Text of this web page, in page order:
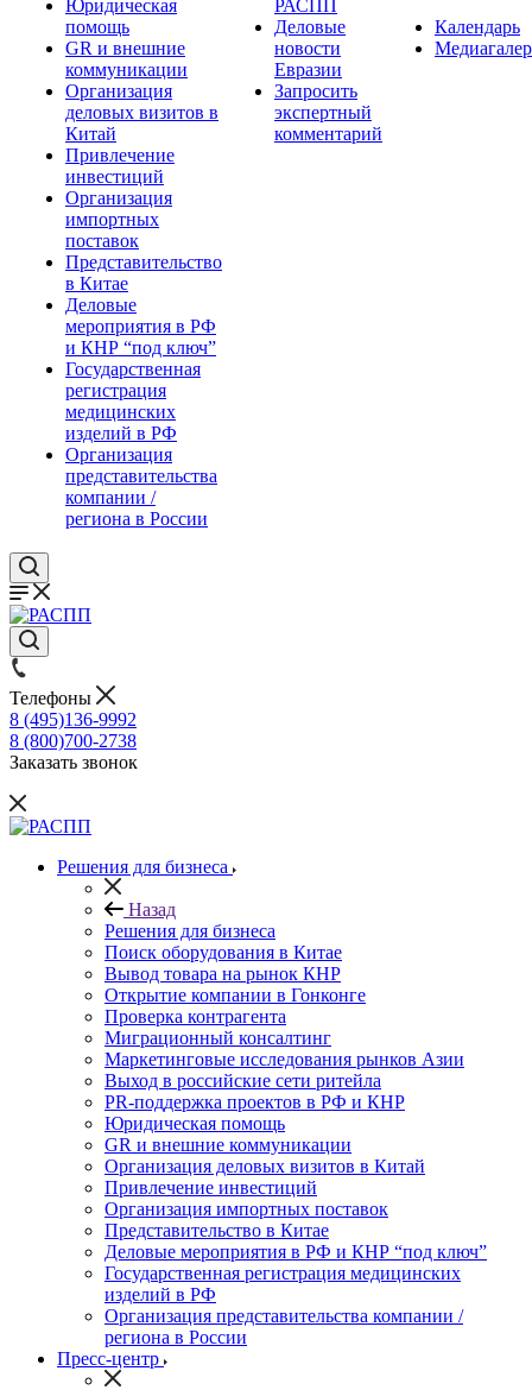
Юридическая
помощь
GR и внешние
коммуникации
Организация
деловых визитов в
Китай
Привлечение
инвестиций
Организация
импортных
поставок
Представительство
в Китае
Деловые
мероприятия в РФ
и КНР “под ключ”
Государственная
регистрация
медицинских
изделий в РФ
Организация
представительства
компании /
региона в России
РАСПП
Деловые
новости
Евразии
Запросить
экспертный
комментарий
Календарь
Телефоны
8 (495)136-9992
8 (800)700-2738
Заказать звонок
Решения для бизнеса
Назад
Решения для бизнеса
Поиск оборудования в Китае
Вывод товара на рынок КНР
Открытие компании в Гонконге
Проверка контрагента
Миграционный консалтинг
Маркетинговые исследования рынков Азии
Выход в российские сети ритейла
PR-поддержка проектов в РФ и КНР
Юридическая помощь
GR и внешние коммуникации
Организация деловых визитов в Китай
Привлечение инвестиций
Организация импортных поставок
Представительство в Китае
Деловые мероприятия в РФ и КНР “под ключ”
Государственная регистрация медицинских
изделий в РФ
Организация представительства компании /
региона в России
Пресс-центр